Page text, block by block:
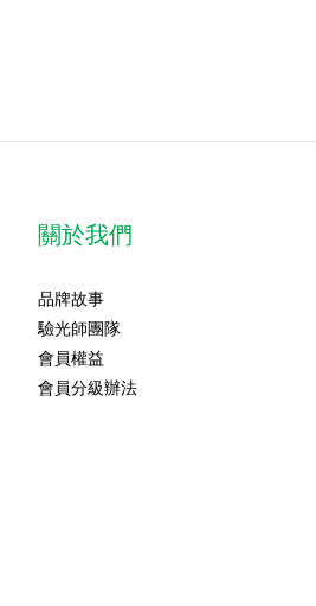
關於我們
品牌故事
驗光師團隊
會員權益
會員分級辦法